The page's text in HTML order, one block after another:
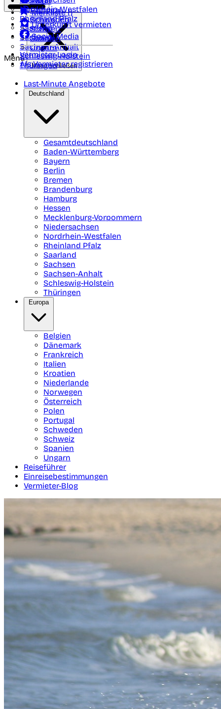
Nordrhein-Westfalen
Rheinland Pfalz
Saarland
Sachsen
Sachsen-Anhalt
Schleswig-Holstein
Thüringen
Portugal
Schweden
Schweiz
Spanien
Ungarn
Merkliste ()
Unterkunft vermieten
Social Media
Vermieter-Login
Als Vermieter registrieren
Menü
Menü schließen
Last-Minute Angebote
Deutschland
Gesamtdeutschland
Baden-Württemberg
Bayern
Berlin
Bremen
Brandenburg
Hamburg
Hessen
Mecklenburg-Vorpommern
Niedersachsen
Nordrhein-Westfalen
Rheinland Pfalz
Saarland
Sachsen
Sachsen-Anhalt
Schleswig-Holstein
Thüringen
Europa
Belgien
Dänemark
Frankreich
Italien
Kroatien
Niederlande
Norwegen
Österreich
Polen
Portugal
Schweden
Schweiz
Spanien
Ungarn
Reiseführer
Einreisebestimmungen
Vermieter-Blog